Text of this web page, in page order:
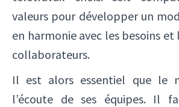
valeurs pour développer un
en harmonie avec les besoins
collaborateurs.
Il est alors essentiel que le
l’écoute de ses équipes. Il